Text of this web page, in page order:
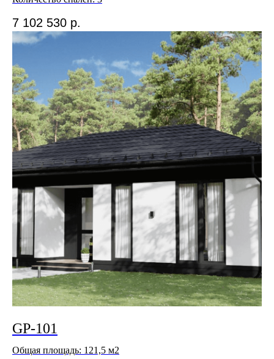
7 102 530 р.
GP-101
Общая площадь: 121,5 м2
+7 (812) 915-52-50
Согласие на обработку персональных данных
©2026. GP Development, все права защищены.
*Информация, размещённая на данном сайте, носит
исключительно ознакомительный характер и не является
публичной офертой в соответствии с положениями статьи
437, пункт 2 Гражданского кодекса РФ. Стоимость услуг
и условий может отличаться от указанных на сайте. Для
получения актуальной информации о ценах, акциях
и специальных предложениях, пожалуйста, обращайтесь
в отдел продаж.
КОММЕРЧЕСКИЕ ПРЕДЛОЖЕНИЯ:
Подписывайтесь на
наш Telegram-канал
и будьте в курсе новостей
Подписаться